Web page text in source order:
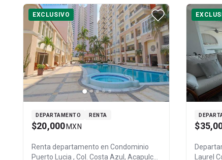
EXCLUSIVO
DEPARTAMENTO RENTA
$20,000 MXN
Renta departamento en Condominio
Puerto Lucia , Col. Costa Azul, Acapulco
Laurel